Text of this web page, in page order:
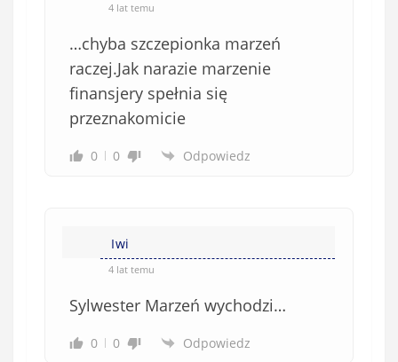
4 lat temu
…chyba szczepionka marzeń
raczej.Jak narazie marzenie
finansjery spełnia się
przeznakomicie
0 0 Odpowiedz
Iwi
4 lat temu
Sylwester Marzeń wychodzi…
0 0 Odpowiedz